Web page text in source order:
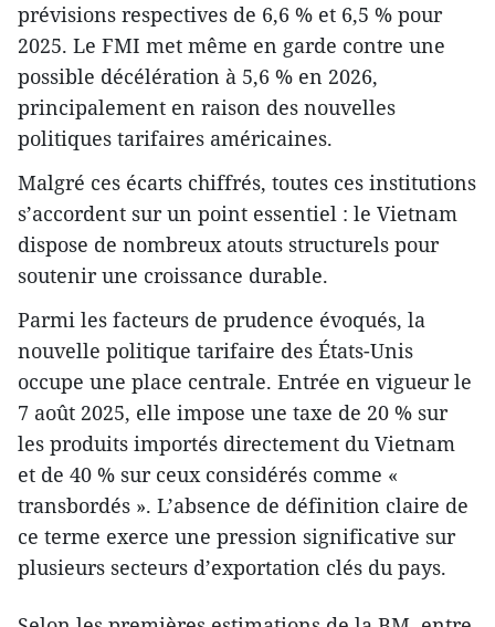
prévisions respectives de 6,6 % et 6,5 % pour
2025. Le FMI met même en garde contre une
possible décélération à 5,6 % en 2026,
principalement en raison des nouvelles
politiques tarifaires américaines.
Malgré ces écarts chiffrés, toutes ces institutions
s’accordent sur un point essentiel : le Vietnam
dispose de nombreux atouts structurels pour
soutenir une croissance durable.
Parmi les facteurs de prudence évoqués, la
nouvelle politique tarifaire des États-Unis
occupe une place centrale. Entrée en vigueur le
7 août 2025, elle impose une taxe de 20 % sur
les produits importés directement du Vietnam
et de 40 % sur ceux considérés comme «
transbordés ». L’absence de définition claire de
ce terme exerce une pression significative sur
plusieurs secteurs d’exportation clés du pays.